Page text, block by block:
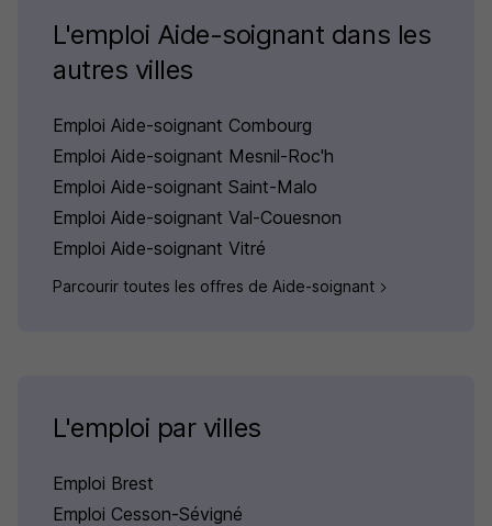
L'emploi Aide-soignant dans les
autres villes
Emploi Aide-soignant Combourg
Emploi Aide-soignant Mesnil-Roc'h
Emploi Aide-soignant Saint-Malo
Emploi Aide-soignant Val-Couesnon
Emploi Aide-soignant Vitré
Parcourir toutes les offres de Aide-soignant
L'emploi par villes
Emploi Brest
Emploi Cesson-Sévigné